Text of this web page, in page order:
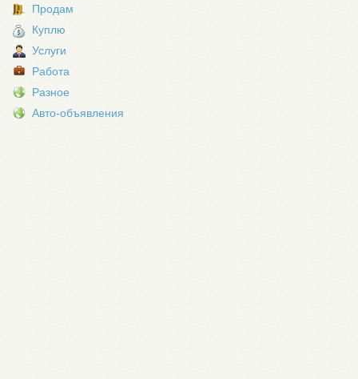
Продам
Куплю
Услуги
Работа
Разное
Авто-объявления